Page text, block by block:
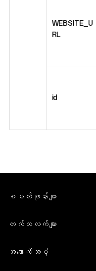
WEBSITE_U
RL
id
စမတ်ဖုန်းများ
OPPO Reno15 Pro Max 5G
OPPO Reno15 F 5G
တက်ဘလက်များ
OPPO Pad SE
အထောက်အပံ့